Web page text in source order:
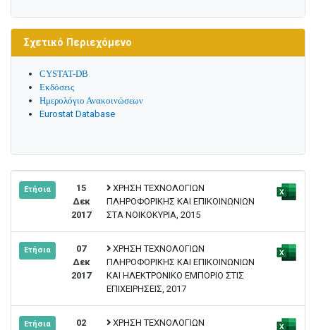
Σχετικό Περιεχόμενο
CYSTAT-DB
Εκδόσεις
Ημερολόγιο Ανακοινώσεων
Eurostat Database
Ετήσια
15
Δεκ
2017
ΧΡΗΣΗ ΤΕΧΝΟΛΟΓΙΩΝ
ΠΛΗΡΟΦΟΡΙΚΗΣ ΚΑΙ ΕΠΙΚΟΙΝΩΝΙΩΝ
ΣΤΑ ΝΟΙΚΟΚΥΡΙΑ, 2015
Ετήσια
07
Δεκ
2017
ΧΡΗΣΗ ΤΕΧΝΟΛΟΓΙΩΝ
ΠΛΗΡΟΦΟΡΙΚΗΣ ΚΑΙ ΕΠΙΚΟΙΝΩΝΙΩΝ
ΚΑΙ ΗΛΕΚΤΡΟΝΙΚΟ ΕΜΠΟΡΙΟ ΣΤΙΣ
ΕΠΙΧΕΙΡΗΣΕΙΣ, 2017
Ετήσια
02
ΧΡΗΣΗ ΤΕΧΝΟΛΟΓΙΩΝ